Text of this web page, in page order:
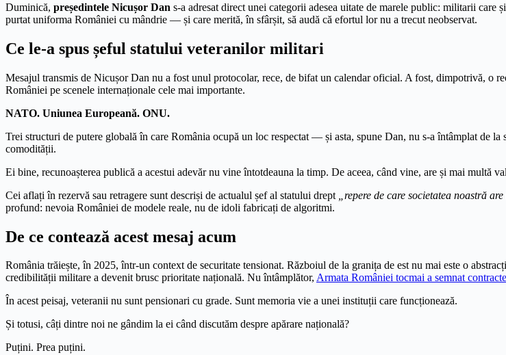
Duminică, președintele Nicușor Dan s-a adresat direct unei categorii adesea uitate de marele public: militarii
purtat uniforma României cu mândrie — și care merită, în sfârșit, să audă că efortul lor nu a trecut neobservat.
Ce le-a spus șeful statului veteranilor militari
Mesajul transmis de Nicușor Dan nu a fost unul protocolar, rece, de bifat un calendar oficial. A fost, dimpotrivă, o
României pe scenele internaționale cele mai importante.
NATO. Uniunea Europeană. ONU.
Trei structuri de putere globală în care România ocupă un loc respectat — și asta, spune Dan, nu s-a întâmplat de
comodității.
Ei bine, recunoașterea publică a acestui adevăr nu vine întotdeauna la timp. De aceea, când vine, are și mai multă
Cei aflați în rezervă sau retragere sunt descriși de actualul șef al statului drept
„repere de care societatea noastră
profund: nevoia României de modele reale, nu de idoli fabricați de algoritmi.
De ce contează acest mesaj acum
România trăiește, în 2025, într-un context de securitate tensionat. Războiul de la granița de est nu mai este o
credibilității militare a devenit brusc prioritate națională. Nu întâmplător, Armata României tocmai a semnat
În acest peisaj, veteranii nu sunt pensionari cu grade. Sunt memoria vie a unei instituții care funcționează.
Și totusi, câți dintre noi ne gândim la ei când discutăm despre apărare națională?
Puțini. Prea puțini.